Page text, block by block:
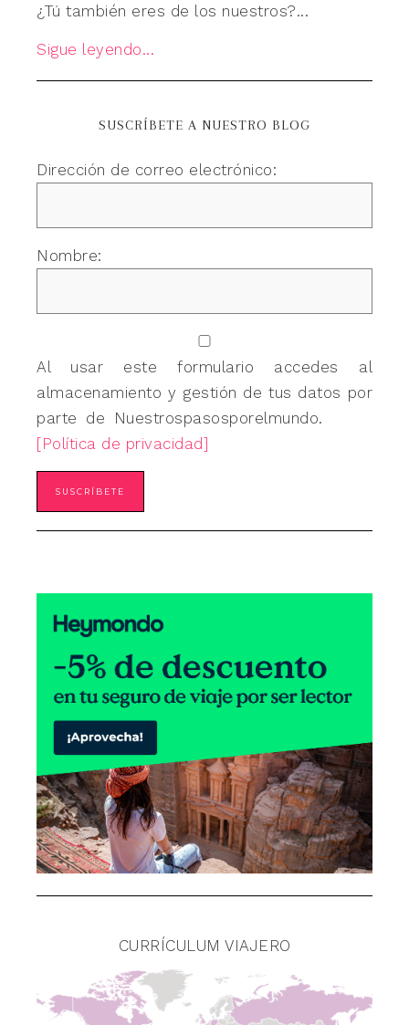
¿Tú también eres de los nuestros?...
Sigue leyendo...
SUSCRÍBETE A NUESTRO BLOG
Dirección de correo electrónico:
Nombre:
Al usar este formulario accedes al
almacenamiento y gestión de tus datos por
parte de Nuestrospasosporelmundo.
[Política de privacidad]
CURRÍCULUM VIAJERO